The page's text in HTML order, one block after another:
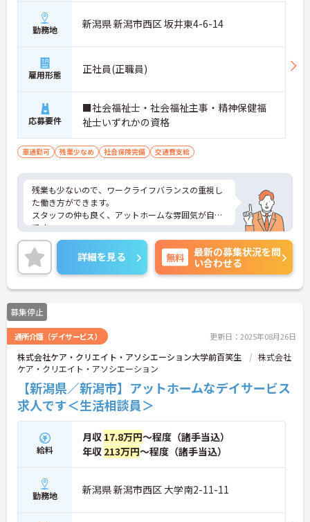
勤務地 新潟県 新潟市西区 坂井東4-6-14
雇用形態 正社員(正職員)
応募要件
■社会福祉士・社会福祉主事・精神保健福
祉士いずれかの資格
車通勤可 残業少なめ 社会保険完備 交通費支給
残業も少ないので、ワークライフバランスの重視し
た働き方ができます。
スタッフの仲も良く、アットホームな雰囲気が自慢
です。
ご興味ある方には、面接対策ポイントなど、詳細を
お話しいたしますのでお気軽にご相談ください。
詳細を見る 無料
最新の募集状況を問
い合わせる
募集停止
通所介護（デイサービス） 更新日：2025年08月26日
株式会社ケア・クリエイト・アソシエーション大学前百笑生
株式会社
ケア・クリエイト・アソシエーション
【新潟県／新潟市】アットホームなデイサービス
求人です＜生活相談員＞
給料
月収 17.8万円～程度（諸手当込）
年収 213万円～程度（諸手当込）
勤務地 新潟県 新潟市西区 大学南2-11-11